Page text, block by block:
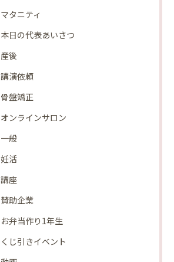
マタニティ
本日の代表あいさつ
産後
講演依頼
骨盤矯正
オンラインサロン
一般
妊活
講座
賛助企業
お弁当作り1年生
くじ引きイベント